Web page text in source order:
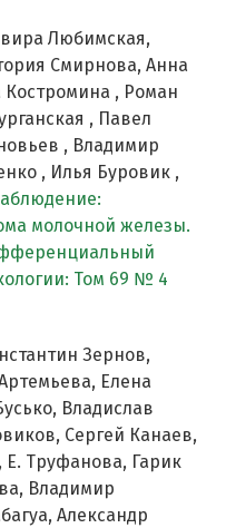
Любимская,
Смирнова, Анна
, Роман
, Павел
, Владимир
, Илья Буровик ,
молочной железы.
Том 69 № 4
Зернов,
Елена
Владислав
Сергей Канаев,
Е. Труфанова, Гарик
Владимир
Александр